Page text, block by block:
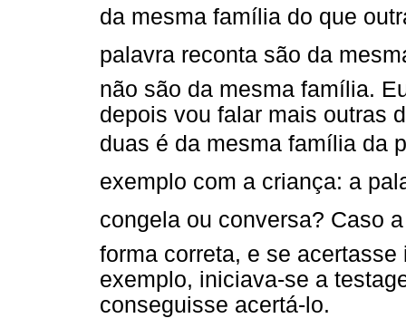
da mesma família do que
palavra reconta são da
não são da mesma família.
depois vou falar mais outras
duas é da mesma família da
exemplo com a criança: a
congela ou conversa?
forma correta, e se
exemplo, iniciava-se a
conseguisse acertá-lo.